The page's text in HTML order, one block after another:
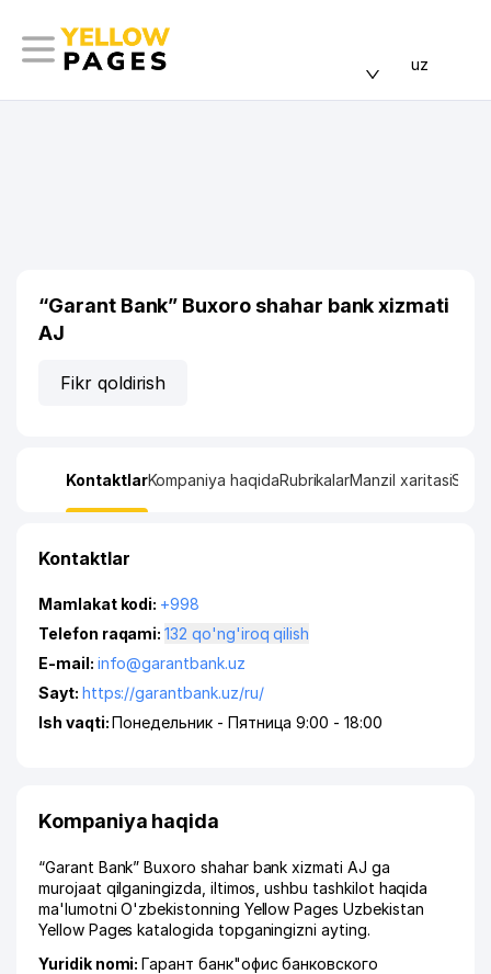
uz
“Garant Bank” Buxoro shahar bank xizmati
AJ
Fikr qoldirish
KontaktlarKompaniya haqidaRubrikalarManzil xaritasi
Kontaktlar
Mamlakat kodi: +998
Telefon raqami:132 qo'ng'iroq qilish
E-mail: info@garantbank.uz
Sayt: https://garantbank.uz/ru/
Ish vaqti:Понедельник - Пятница 9:00 - 18:00
Kompaniya haqida
“Garant Bank” Buxoro shahar bank xizmati AJ ga
murojaat qilganingizda, iltimos, ushbu tashkilot haqida
ma'lumotni O'zbekistonning Yellow Pages Uzbekistan
Yellow Pages katalogida topganingizni ayting.
Yuridik nomi:Гарант банк"офис банковского